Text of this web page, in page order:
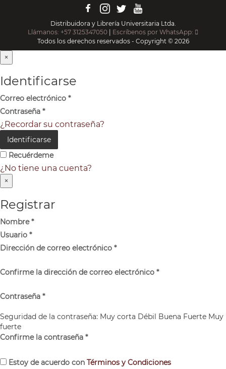
Distribuidora y Librería Universitaria Ltda.
Llámanos: +57 3125347050 | Escríbenos por WhatsApp:
Todos los derechos reservados - Copyright © 2026
×
Identificarse
Correo electrónico *
Contraseña *
¿Recordar su contraseña?
Identificarse
Recuérdeme
¿No tiene una cuenta?
×
Registrar
Nombre*
Usuario *
Dirección de correo electrónico *
Confirme la dirección de correo electrónico *
Contraseña *
Seguridad de la contraseña: Muy corta Débil Buena Fuerte Muy
fuerte
Confirme la contraseña *
Estoy de acuerdo con Términos y Condiciones